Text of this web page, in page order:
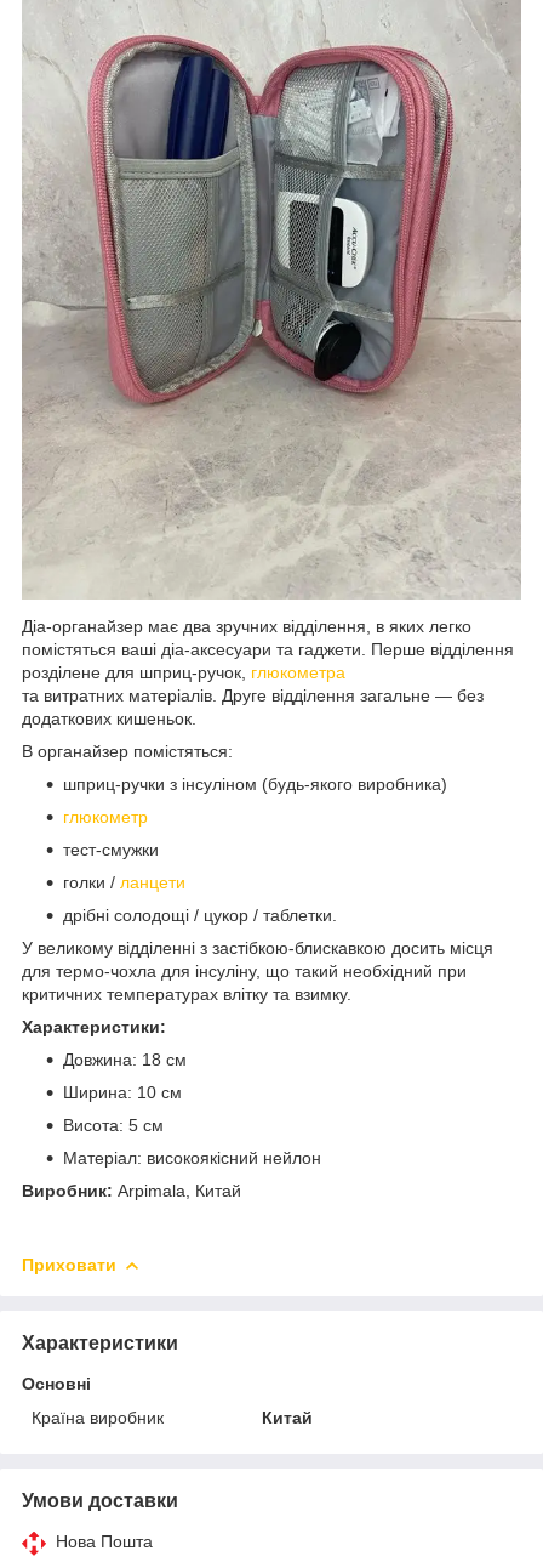
Діа-органайзер має два зручних відділення, в яких легко
помістяться ваші діа-аксесуари та гаджети. Перше відділення
розділене для шприц-ручок, глюкометра
та витратних матеріалів. Друге відділення загальне — без
додаткових кишеньок.
В органайзер помістяться:
шприц-ручки з інсуліном (будь-якого виробника)
глюкометр
тест-смужки
голки / ланцети
дрібні солодощі / цукор / таблетки.
У великому відділенні з застібкою-блискавкою досить місця
для термо-чохла для інсуліну, що такий необхідний при
критичних температурах влітку та взимку.
Характеристики:
Довжина: 18 см
Ширина: 10 см
Висота: 5 см
Матеріал: високоякісний нейлон
Виробник: Arpimala, Китай
Приховати
Характеристики
Основні
Країна виробник
Китай
Умови доставки
Нова Пошта